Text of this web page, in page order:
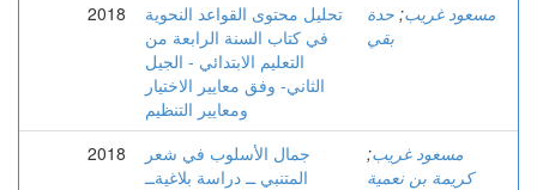
2018
تحليل محتوى القواعد النحوية
في كتاب السنة الرابعة من
التعليم الابتدائي - الجيل
الثاني- وفق معايير الاختيار
ومعايير التنظيم
مسعود غريب; حدة
بقي
2018
جمال الأسلوب في شعر
المتنبي ــ دراسة بلاغيةــ
مسعود غريب;
كريمة بن نعمية